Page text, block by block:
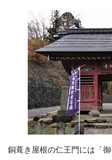
銅葺き屋根の仁王門には「